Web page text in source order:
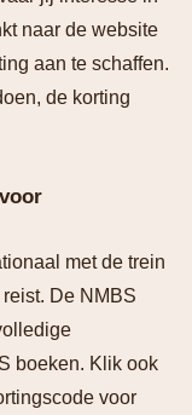
naar de website
aan te schaffen.
de korting
met de trein
De NMBS
boeken. Klik ook
voor